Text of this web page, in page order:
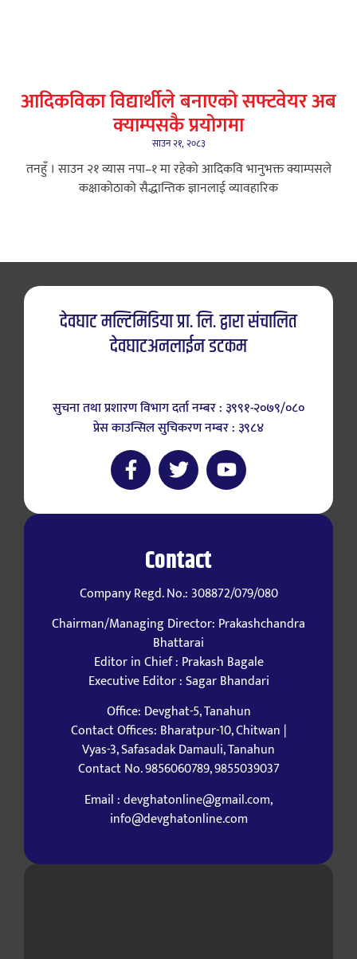
आदिकविका विद्यार्थीले बनाएको सफ्टवेयर अब
क्याम्पसकै प्रयोगमा
साउन २१, २०८३
तनहुँ । साउन २१ ​व्यास नपा–१ मा रहेको आदिकवि भानुभक्त क्याम्पसले
कक्षाकोठाको सैद्धान्तिक ज्ञानलाई व्यावहारिक
देवघाट मल्टिमिडिया प्रा. लि. द्वारा संचालित
देवघाटअनलाईन डटकम
सुचना तथा प्रशारण विभाग दर्ता नम्बर : ३९९१-२०७९/०८०
प्रेस काउन्सिल सुचिकरण नम्बर : ३९८४
Contact
Company Regd. No.: 308872/079/080
Chairman/Managing Director: Prakashchandra
Bhattarai
Editor in Chief : Prakash Bagale
Executive Editor : Sagar Bhandari
Office: Devghat-5, Tanahun
Contact Offices: Bharatpur-10, Chitwan |
Vyas-3, Safasadak Damauli, Tanahun
Contact No. 9856060789, 9855039037
Email : devghatonline@gmail.com,
info@devghatonline.com